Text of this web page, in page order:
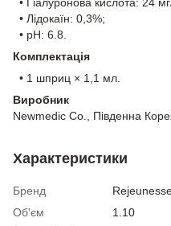
• Лідокаїн: 0,3%;
• pH: 6.8.
Комплектація
• 1 шприц × 1,1 мл.
Виробник
Newmedic Co., Південна
Характеристики
Бренд
Об'єм
1.10